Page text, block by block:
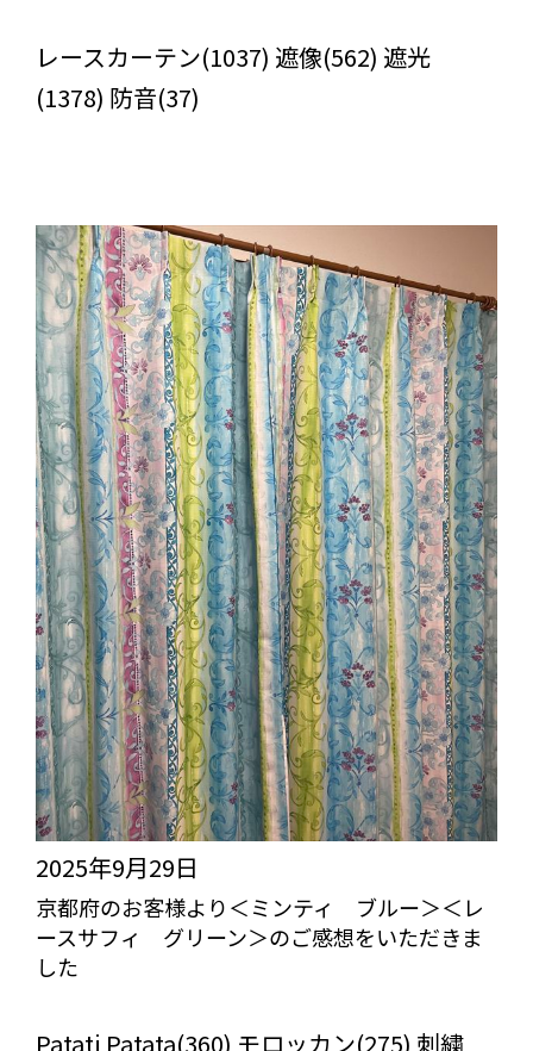
レースカーテン(1037) 遮像(562) 遮光
(1378) 防音(37)
2025年9月29日
京都府のお客様より＜ミンティ ブルー＞＜レ
ースサフィ グリーン＞のご感想をいただきま
した
Patati Patata(360) モロッカン(275) 刺繍